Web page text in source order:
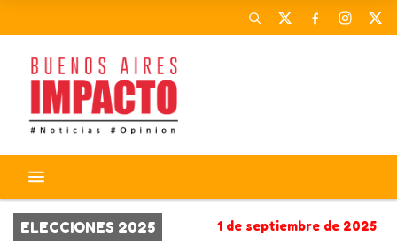
ELECCIONES 2025 1 de septiembre de 2025